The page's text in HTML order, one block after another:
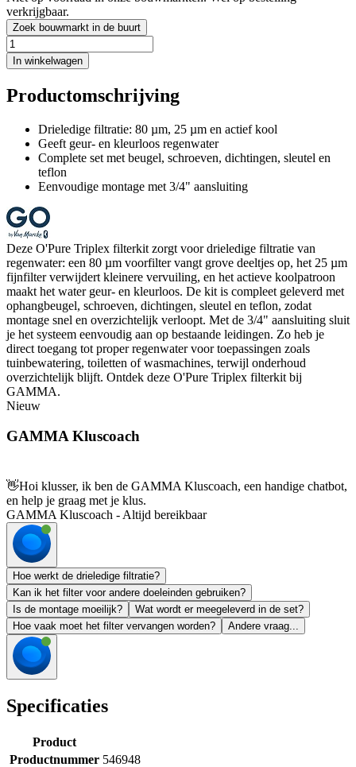
verkrijgbaar.
Zoek bouwmarkt in de buurt
In winkelwagen
Productomschrijving
Drieledige filtratie: 80 µm, 25 µm en actief kool
Geeft geur- en kleurloos regenwater
Complete set met beugel, schroeven, dichtingen, sleutel en
teflon
Eenvoudige montage met 3/4" aansluiting
Deze O'Pure Triplex filterkit zorgt voor drieledige filtratie van
regenwater: een 80 µm voorfilter vangt grove deeltjes op, het 25 µm
fijnfilter verwijdert kleinere vervuiling, en het actieve koolpatroon
maakt het water geur- en kleurloos. De kit is compleet geleverd met
ophangbeugel, schroeven, dichtingen, sleutel en teflon, zodat
montage snel en overzichtelijk verloopt. Met de 3/4" aansluiting sluit
je het systeem eenvoudig aan op bestaande leidingen. Zo heb je
direct toegang tot proper regenwater voor toepassingen zoals
tuinbewatering, toiletten of wasmachines, terwijl onderhoud
overzichtelijk blijft. Ontdek deze O'Pure Triplex filterkit bij
GAMMA.
Nieuw
GAMMA Kluscoach
👋Hoi klusser, ik ben de GAMMA Kluscoach, een handige chatbot,
en help je graag met je klus.
GAMMA Kluscoach - Altijd bereikbaar
Hoe werkt de drieledige filtratie?
Kan ik het filter voor andere doeleinden gebruiken?
Is de montage moeilijk?
Wat wordt er meegeleverd in de set?
Hoe vaak moet het filter vervangen worden?
Andere vraag...
Specificaties
Product
Productnummer 546948